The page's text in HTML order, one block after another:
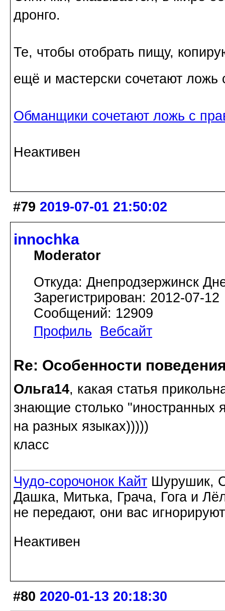
дронго.
Те, чтобы отобрать пищу,
ещё и мастерски сочетают
Обманщики сочетают ложь с
Неактивен
#79 2019-07-01 21:50:02
innochka
Moderator
Откуда: Днепродзержинск
Зарегистрирован: 2012-07-12
Сообщений: 12909
Профиль
Вебсайт
Re: Особенности
Ольга14, какая статья
знающие столько "иностранных
на разных языках)))))
класс
Чудо-сорочонок Кайт Шурушик,
Дашка, Митька, Грача, Гога и
не передают, они вас игнорируют
Неактивен
#80 2020-01-13 20:18:30